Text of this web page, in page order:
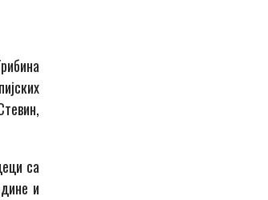
са
и